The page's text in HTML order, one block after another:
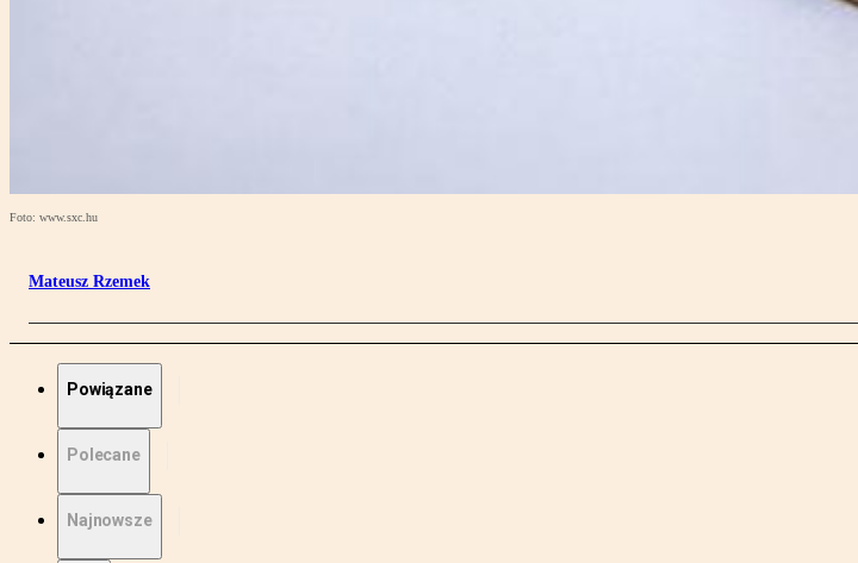
Foto: www.sxc.hu
Mateusz Rzemek
Powiązane
Polecane
Najnowsze